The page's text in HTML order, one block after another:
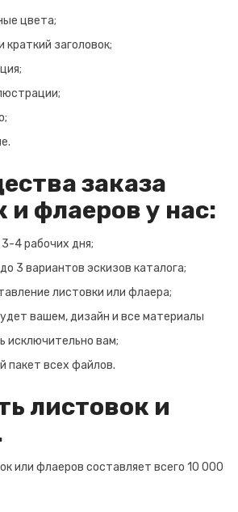
цвета;
краткий заголовок;
заказа
и флаеров у нас:
4 рабочих дня;
3 вариантов эскизов каталога;
листовки или флаера;
вашем, дизайн и все материалы
исключительно вам;
пакет всех файлов.
листовок и
или флаеров составляет всего 10 000